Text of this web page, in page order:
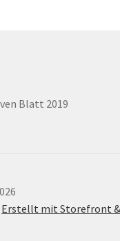
Blatt 2019
Erstellt mit Storefront &